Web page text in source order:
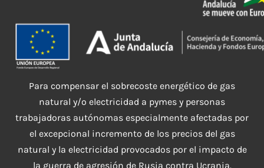
Para compensar el sobrecoste energético de gas
natural y/o electricidad a pymes y personas
trabajadoras autónomas especialmente afectadas por
el excepcional incremento de los precios del gas
natural y la electricidad provocados por el impacto de
la guerra de agresión de Rusia contra Ucrania.